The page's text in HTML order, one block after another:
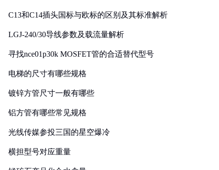
C13和C14插头国标与欧标的区别及其标准解析
LGJ-240/30导线参数及载流量解析
寻找nce01p30k MOSFET管的合适替代型号
电梯的尺寸有哪些规格
镀锌方管尺寸一般有哪些
铝方管有哪些常见规格
光线传媒参投三国的星空爆冷
横担型号对应重量